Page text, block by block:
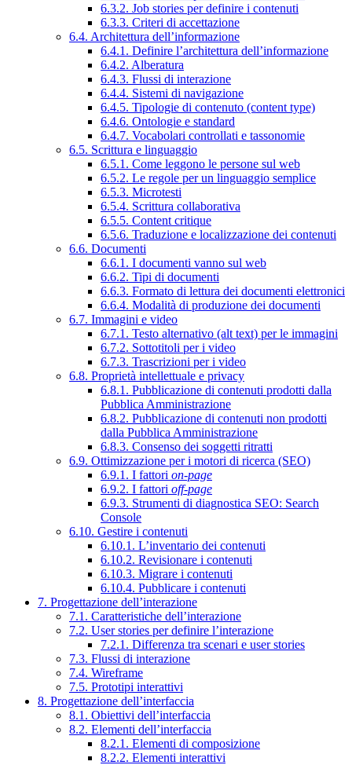
6.3.2. Job stories per definire i contenuti
6.3.3. Criteri di accettazione
6.4. Architettura dell’informazione
6.4.1. Definire l’architettura dell’informazione
6.4.2. Alberatura
6.4.3. Flussi di interazione
6.4.4. Sistemi di navigazione
6.4.5. Tipologie di contenuto (content type)
6.4.6. Ontologie e standard
6.4.7. Vocabolari controllati e tassonomie
6.5. Scrittura e linguaggio
6.5.1. Come leggono le persone sul web
6.5.2. Le regole per un linguaggio semplice
6.5.3. Microtesti
6.5.4. Scrittura collaborativa
6.5.5. Content critique
6.5.6. Traduzione e localizzazione dei contenuti
6.6. Documenti
6.6.1. I documenti vanno sul web
6.6.2. Tipi di documenti
6.6.3. Formato di lettura dei documenti elettronici
6.6.4. Modalità di produzione dei documenti
6.7. Immagini e video
6.7.1. Testo alternativo (alt text) per le immagini
6.7.2. Sottotitoli per i video
6.7.3. Trascrizioni per i video
6.8. Proprietà intellettuale e privacy
6.8.1. Pubblicazione di contenuti prodotti dalla
Pubblica Amministrazione
6.8.2. Pubblicazione di contenuti non prodotti
dalla Pubblica Amministrazione
6.8.3. Consenso dei soggetti ritratti
6.9. Ottimizzazione per i motori di ricerca (SEO)
6.9.1. I fattori on-page
6.9.2. I fattori off-page
6.9.3. Strumenti di diagnostica SEO: Search
Console
6.10. Gestire i contenuti
6.10.1. L’inventario dei contenuti
6.10.2. Revisionare i contenuti
6.10.3. Migrare i contenuti
6.10.4. Pubblicare i contenuti
7. Progettazione dell’interazione
7.1. Caratteristiche dell’interazione
7.2. User stories per definire l’interazione
7.2.1. Differenza tra scenari e user stories
7.3. Flussi di interazione
7.4. Wireframe
7.5. Prototipi interattivi
8. Progettazione dell’interfaccia
8.1. Obiettivi dell’interfaccia
8.2. Elementi dell’interfaccia
8.2.1. Elementi di composizione
8.2.2. Elementi interattivi